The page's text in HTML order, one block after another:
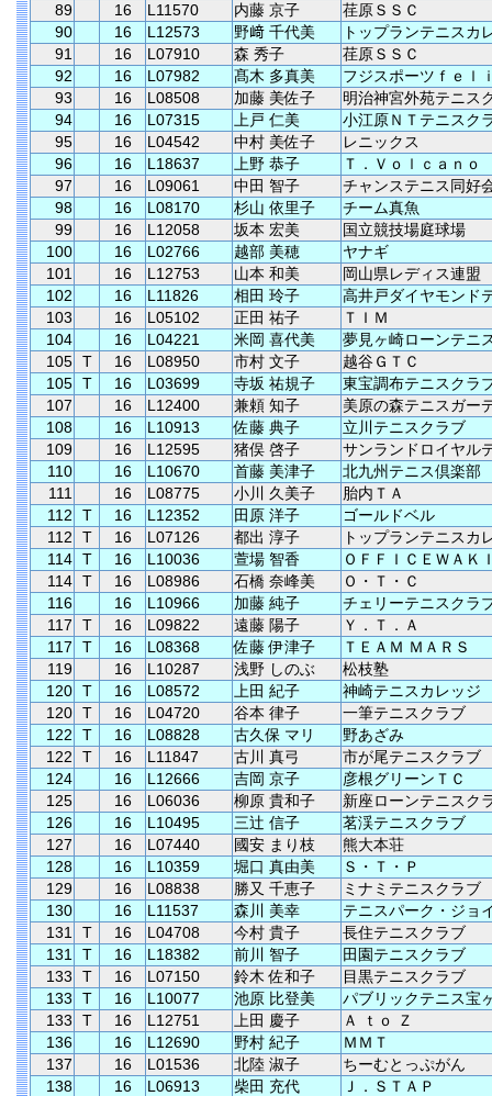
89
16 L11570 内藤 京子
荏原ＳＳＣ
90
16 L12573 野﨑 千代美
トップランテニスカ
91
16 L07910 森 秀子
荏原ＳＳＣ
92
16 L07982 髙木 多真美
フジスポーツｆｅｌ
93
16 L08508 加藤 美佐子
明治神宮外苑テニス
94
16 L07315 上戸 仁美
小江原ＮＴテニスク
95
16 L04542 中村 美佐子
レニックス
96
16 L18637 上野 恭子
Ｔ．Ｖｏｌｃａｎｏ
97
16 L09061 中田 智子
チャンステニス同好
98
16 L08170 杉山 依里子
チーム真魚
99
16 L12058 坂本 宏美
国立競技場庭球場
100
16 L02766 越部 美穂
ヤナギ
101
16 L12753 山本 和美
岡山県レディス連盟
102
16 L11826 相田 玲子
高井戸ダイヤモンド
103
16 L05102 正田 祐子
ＴＩＭ
104
16 L04221 米岡 喜代美
夢見ヶ崎ローンテニ
105 T 16 L08950 市村 文子
越谷ＧＴＣ
105 T 16 L03699 寺坂 祐規子
東宝調布テニスクラ
107
16 L12400 兼頼 知子
美原の森テニスガー
108
16 L10913 佐藤 典子
立川テニスクラブ
109
16 L12595 猪俣 啓子
サンランドロイヤル
110
16 L10670 首藤 美津子
北九州テニス倶楽部
111
16 L08775 小川 久美子
胎内ＴＡ
112
T 16 L12352 田原 洋子
ゴールドベル
112
T 16 L07126 都出 淳子
トップランテニスカ
114 T 16 L10036 萱場 智香
ＯＦＦＩＣＥＷＡＫ
114 T 16 L08986 石橋 奈峰美
Ｏ・Ｔ・Ｃ
116
16 L10966 加藤 純子
チェリーテニスクラ
117
T 16 L09822 遠藤 陽子
Ｙ．Ｔ．Ａ
117
T 16 L08368 佐藤 伊津子
ＴＥＡＭ ＭＡＲＳ
119
16 L10287 浅野 しのぶ
松枝塾
120 T 16 L08572 上田 紀子
神崎テニスカレッジ
120 T 16 L04720 谷本 律子
一筆テニスクラブ
122
T 16 L08828 古久保 マリ
野あざみ
122
T 16 L11847 古川 真弓
市が尾テニスクラブ
124
16 L12666 吉岡 京子
彦根グリーンＴＣ
125
16 L06036 柳原 貴和子
新座ローンテニスク
126
16 L10495 三辻 信子
茗渓テニスクラブ
127
16 L07440 國安 まり枝
熊大本荘
128
16 L10359 堀口 真由美
Ｓ・Ｔ・Ｐ
129
16 L08838 勝又 千恵子
ミナミテニスクラブ
130
16 L11537 森川 美幸
テニスパーク・ジョ
131
T 16 L04708 今村 貴子
長住テニスクラブ
131
T 16 L18382 前川 智子
田園テニスクラブ
133
T 16 L07150 鈴木 佐和子
目黒テニスクラブ
133
T 16 L10077 池原 比登美
パブリックテニス宝
133
T 16 L12751 上田 慶子
Ａ ｔｏ Ｚ
136
16 L12690 野村 紀子
ＭＭＴ
137
16 L01536 北陸 淑子
ちーむとっぷがん
138
16 L06913 柴田 充代 Ｊ．ＳＴＡＰ